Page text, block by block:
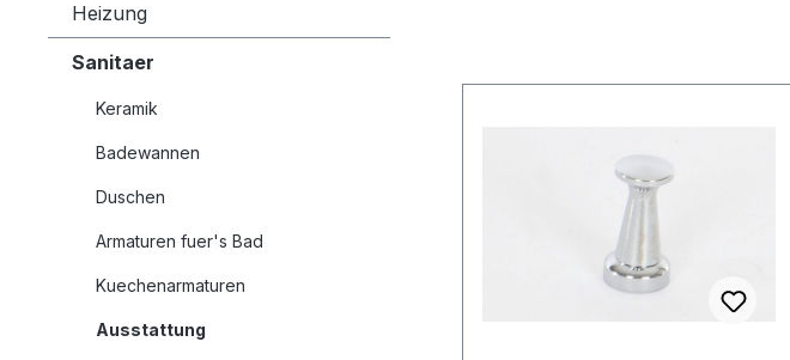
Heizung
Sanitaer
Keramik
Badewannen
Duschen
Armaturen fuer's Bad
Kuechenarmaturen
Ausstattung